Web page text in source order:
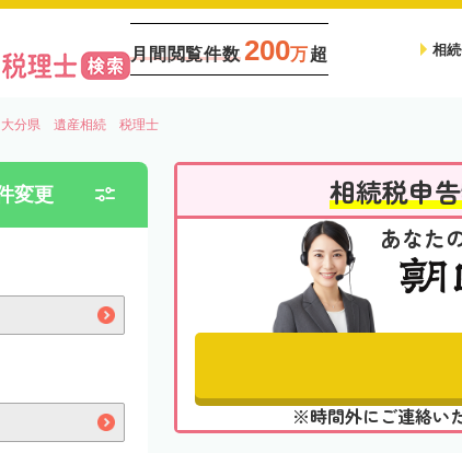
月間閲覧件数 200万超 相
大分県 遺産相続 税理士
変更 相続税申
あなた
※時間外にご連絡い